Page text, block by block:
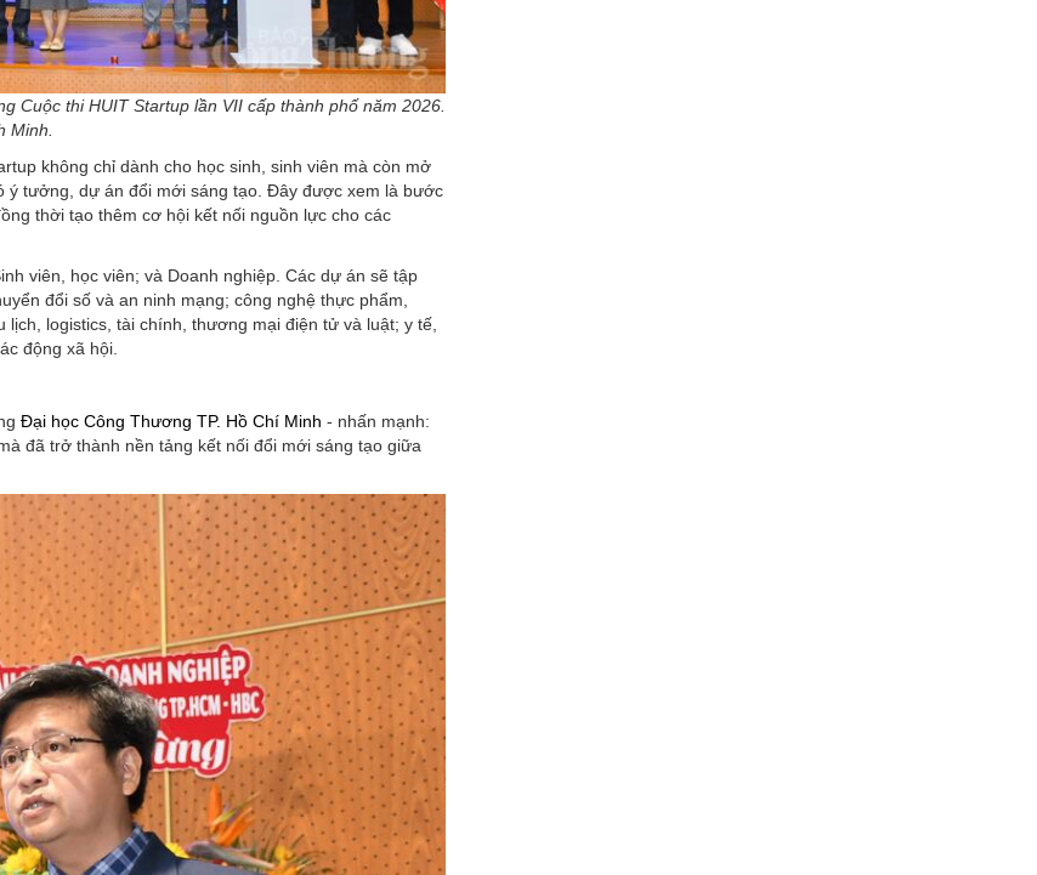
Cuộc thi HUIT Startup lần VII cấp thành phố năm 2026.
Minh.
không chỉ dành cho học sinh, sinh viên mà còn mở
ý tưởng, dự án đổi mới sáng tạo. Đây được xem là bước
thời tạo thêm cơ hội kết nối nguồn lực cho các
viên, học viên; và Doanh nghiệp. Các dự án sẽ tập
đổi số và an ninh mạng; công nghệ thực phẩm,
logistics, tài chính, thương mại điện tử và luật; y tế,
động xã hội.
Đại học Công Thương TP. Hồ Chí Minh - nhấn mạnh:
đã trở thành nền tảng kết nối đổi mới sáng tạo giữa